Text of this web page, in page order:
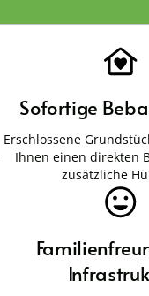
Sofortige
Erschlossene
Ihnen einen direkten
zusätzliche